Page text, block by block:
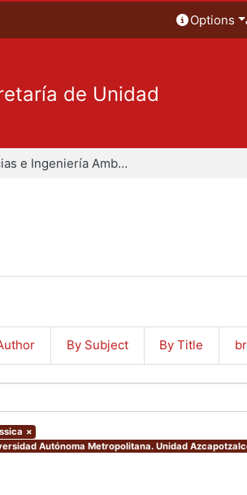
Options
de Unidad
Ciencias e Ingeniería Ambientales
By Subject By Title
×
Autónoma Metropolitana. Unidad